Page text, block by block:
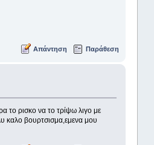
Απάντηση Παράθεση
το ρισκο να το τρίψω λιγο με
καλο βουρτσισμα,εμενα μου